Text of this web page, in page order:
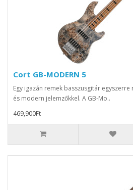
Cort GB-MODERN 5
Egy igazán remek basszusgitár
és modern jelemzőkkel. A GB-Mo..
469,900Ft